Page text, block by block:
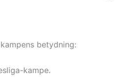
betydning:
kampe.